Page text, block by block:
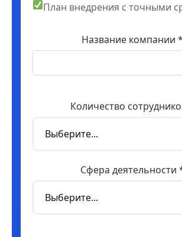
План внедрения с точными
Название компании *
Количество
Сфера деятельности